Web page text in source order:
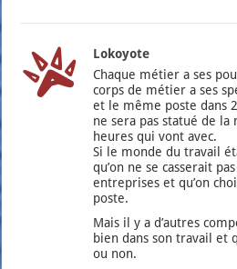
Lokoyote
Chaque métier a ses
corps de métier a ses
et le même poste dans
ne sera pas sta­tué de
heures qui vont avec.
Si le monde du tra­vail
qu’on ne se cas­se­rait
entre­prises et qu’on
poste.
Mais il y a d’autres
bien dans son tra­vail et
ou non.